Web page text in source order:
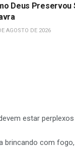
Deus Preservou
AGOSTO DE 2026
estar
brincando com